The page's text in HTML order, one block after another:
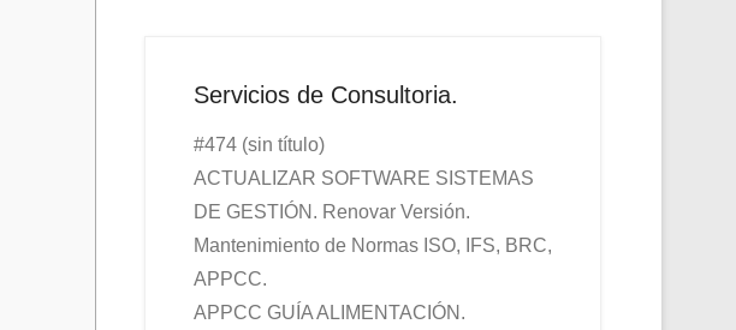
Servicios de Consultoria.
#474 (sin título)
ACTUALIZAR SOFTWARE SISTEMAS
DE GESTIÓN. Renovar Versión.
Mantenimiento de Normas ISO, IFS, BRC,
APPCC.
APPCC GUÍA ALIMENTACIÓN.